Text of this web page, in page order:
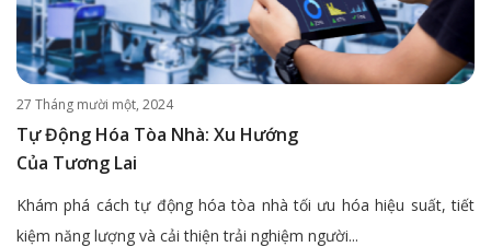
27 Tháng mười một, 2024
Tự Động Hóa Tòa Nhà: Xu Hướng
Của Tương Lai
Khám phá cách tự động hóa tòa nhà tối ưu hóa hiệu suất, tiết
kiệm năng lượng và cải thiện trải nghiệm người...